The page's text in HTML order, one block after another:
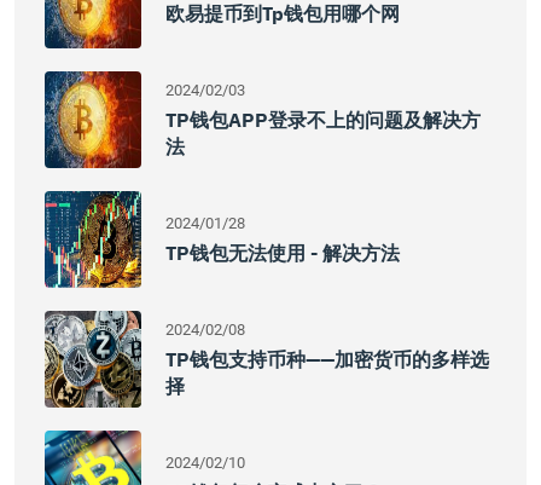
欧易提币到tp钱包用哪个网
2024/02/03
TP钱包APP登录不上的问题及解决方
法
2024/01/28
TP钱包无法使用 - 解决方法
2024/02/08
TP钱包支持币种——加密货币的多样选
择
2024/02/10